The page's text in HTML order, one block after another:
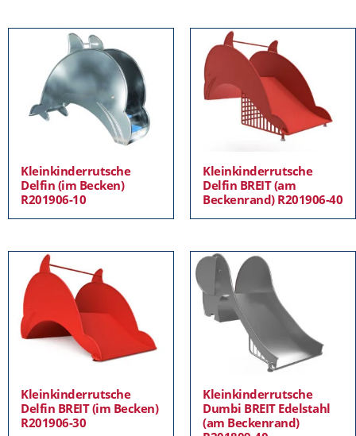
Kleinkinderrutsche
Delfin (im Becken)
R201906-10
Kleinkinderrutsche
Delfin BREIT (am
Beckenrand) R201906-40
Kleinkinderrutsche
Delfin BREIT (im Becken)
R201906-30
Kleinkinderrutsche
Dumbi BREIT Edelstahl
(am Beckenrand)